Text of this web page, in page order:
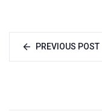
PREVIOUS POST